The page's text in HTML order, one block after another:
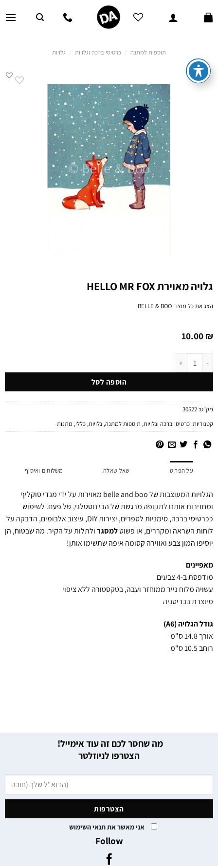
תוספות למתנה כרטיסי ברכה וגלויות גלויות
גלויה מאוירת HELLO MR FOX
הצג את כל מוצריBELLE & BOO
10.00₪
כמות של גלויה מאוירת HELLO MR FOX
הוספה לסל
מק"ט:30522
קטגוריות:כרטיסי ברכה וגלויות,תוספות למתנה,גלויות,כללי,מתנות
על הפריט שאל שאלה משלוחים ואיסוף
הגלויות המעוצבות של belle and boo מאוירות על ידי מנדי סוקליף
ומחזירות אותנו לתקופה מרגשת של הכי נוסטלגי, של פעם. לשימוש
ככרטיסי ברכה, סימניות לספרים, יצירות DIY, עיצוב אלבומים, הדבקה על
לוחות השראה ומקררים, או פשוטלמסגרולתלות על הקיר. מה שבטוח, הן
יוסיפו המון צבע ואווירה קסומה איפה שתשימו אותן!
מאפיינים
מודפסת ב-4 צבעים
עשויה מלוח נייר ממוחזר ועבה, בטקסטורה ללא ציפוי
מיוצרת בבריטניה
גודל הגלויה (A6)
אורך 14.8 ס"מ
רוחב 10.5 ס"מ
מה שחסר לכם זה עוד אימייל!
הצטרפו לניוזלטר
אני מאשר את תנאי השימוש
Follow